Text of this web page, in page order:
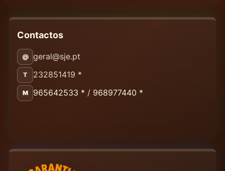
Contactos
@ geral@sje.pt
T 232851419 *
M 965642533 * / 968977440 *